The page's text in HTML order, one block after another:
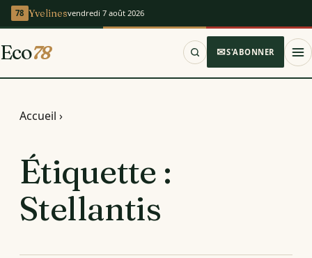
Yvelinesvendredi 7 août 2026
Eco78 S'ABONNER
Accueil ›
Étiquette :
Stellantis